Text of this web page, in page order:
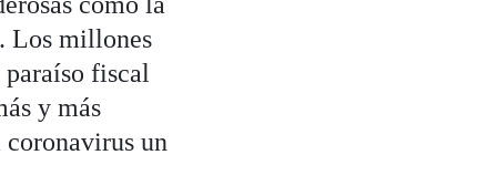
Los millones
paraíso fiscal
y más
coronavirus un